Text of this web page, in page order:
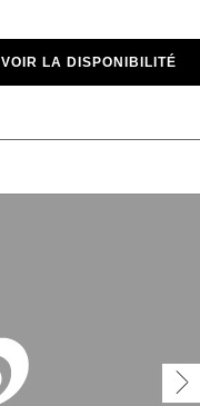
VOIR LA DISPONIBILITÉ